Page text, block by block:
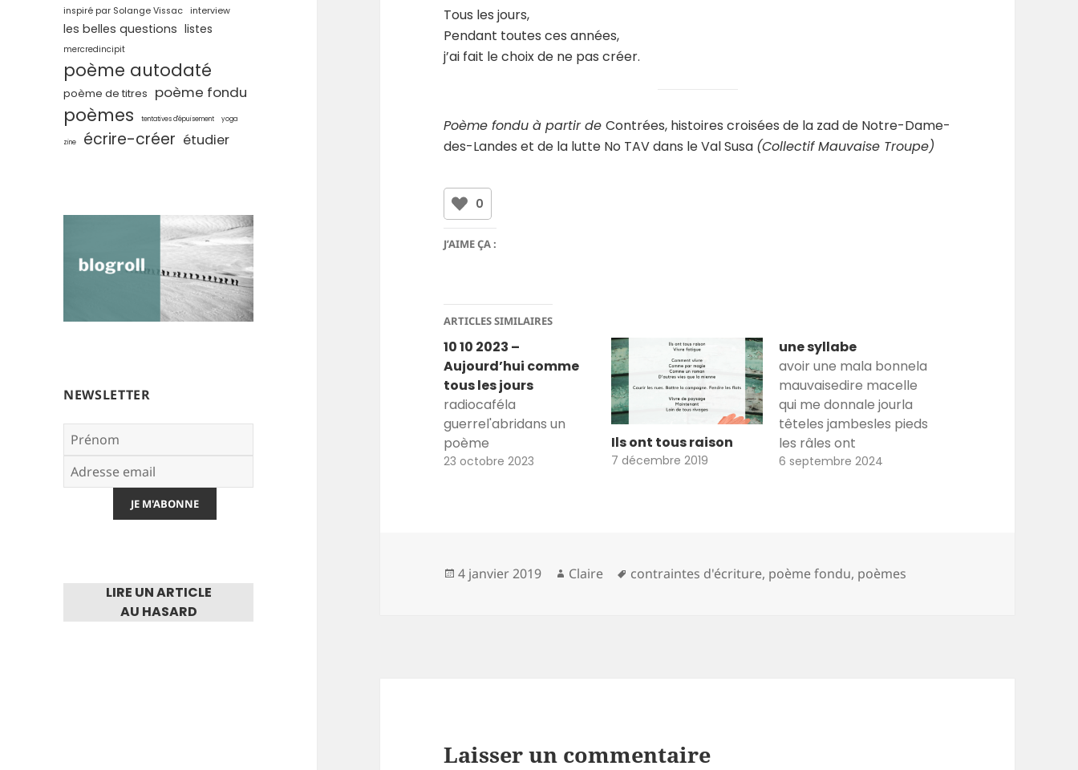
inspiré par Solange Vissac
interview
les belles questions listes
mercredincipit
poème autodaté
poème de titres poème fondu
poèmes tentatives d'épuisement yoga
zine écrire-créer étudier
NEWSLETTER
LIRE UN ARTICLE
AU HASARD
Tous les jours,
Pendant toutes ces années,
j’ai fait le choix de ne pas créer.
Poème fondu à partir deContrées, histoires croisées de la zad de Notre-Dame-
des-Landes et de la lutte No TAV dans le Val Susa (Collectif Mauvaise Troupe)
0
J’AIME ÇA :
ARTICLES SIMILAIRES
10 10 2023 –
Aujourd’hui comme
tous les jours
radiocaféla
guerrel'abridans un
poème
23 octobre 2023
Ils ont tous raison
7 décembre 2019
une syllabe
avoir une mala bonnela
mauvaisedire macelle
qui me donnale jourla
têteles jambesles pieds
les râles ont
débutédans la
rappelais c'était tout
6 septembre 2024
Publié
4 janvier 2019 Auteur
Claire
Mots-
contraintes d'écriture, poème fondu, poèmes
Laisser un commentaire